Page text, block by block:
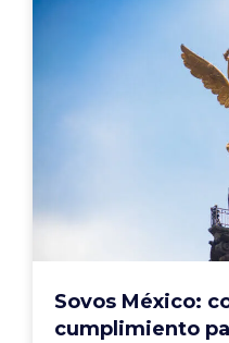
Sovos México:
cumplimiento